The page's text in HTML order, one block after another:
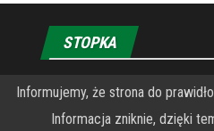
STOPKA
O Fundacji PRZEkarpacie
Wykonanie portalu –
Informujemy, że strona do
Informacja zniknie, dzięki